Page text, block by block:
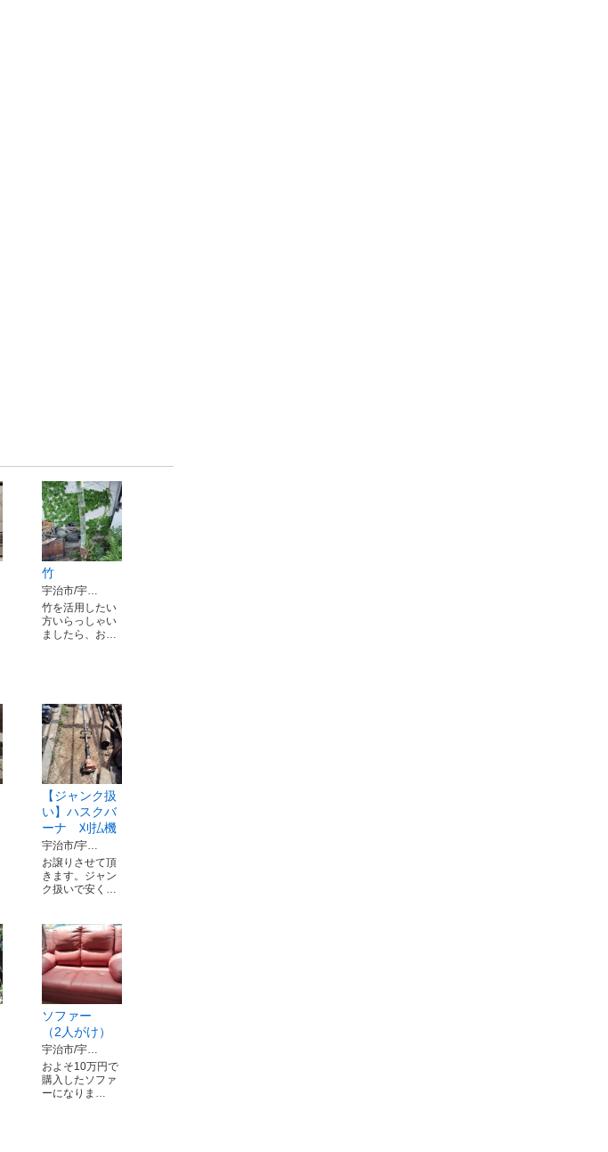
竹
宇治市/宇…
竹を活用したい
方いらっしゃい
ましたら、お…
【ジャンク扱
い】ハスクバ
ーナ 刈払機
宇治市/宇…
お譲りさせて頂
きます。ジャン
ク扱いで安く…
ソファー
（2人がけ）
宇治市/宇…
およそ10万円で
購入したソファ
ーになりま…